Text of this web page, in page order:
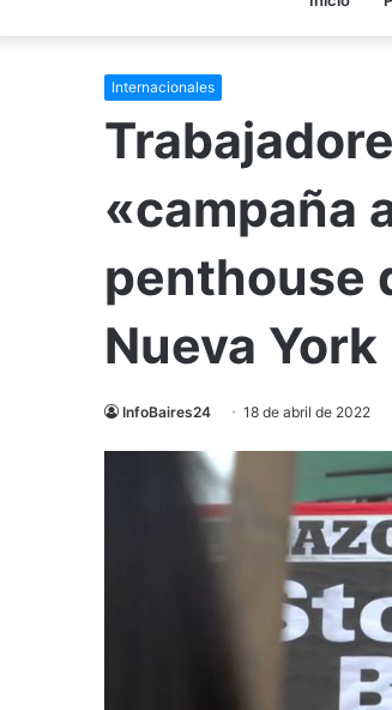
Internacionales
«campaña
penthouse
Nueva York
InfoBaires24 18 de abril de 2022